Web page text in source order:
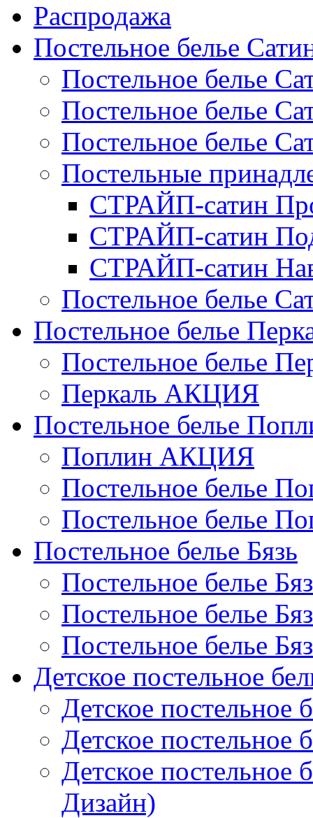
Распродажа
Постельное белье
Постельное белье
Постельное белье
Постельное белье
Постельные
СТРАЙП-сатин
СТРАЙП-сатин
СТРАЙП-сатин
Постельное белье
Постельное белье
Постельное белье
Перкаль АКЦИЯ
Постельное белье
Поплин АКЦИЯ
Постельное белье
Постельное белье
Постельное белье Бязь
Постельное белье
Постельное белье
Постельное белье
Детское постельное
Детское постельное
Детское постельное
Детское
Дизайн)